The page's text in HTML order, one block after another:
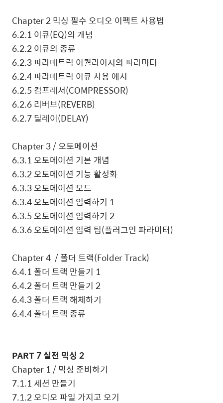
Chapter 2믹싱 필수 오디오 이펙트 사용법
6.2.1 이큐(EQ)의 개념
6.2.2이큐의 종류
6.2.3파라메트릭 이퀄라이저의 파라미터
6.2.4파라메트릭 이큐 사용 예시
6.2.5 컴프레서(COMPRESSOR)
6.2.6리버브(REVERB)
6.2.7딜레이(DELAY)
Chapter 3 /오토메이션
6.3.1오토메이션 기본 개념
6.3.2오토메이션 기능 활성화
6.3.3오토메이션 모드
6.3.4오토메이션 입력하기 1
6.3.5오토메이션 입력하기 2
6.3.6오토메이션 입력 팁(플러그인 파라미터)
Chapter 4 /폴더 트랙(Folder Track)
6.4.1폴더 트랙 만들기 1
6.4.2폴더 트랙 만들기 2
6.4.3폴더 트랙 해체하기
6.4.4폴더 트랙 종류
PART 7실전 믹싱 2
Chapter 1 /믹싱 준비하기
7.1.1 세션 만들기
7.1.2오디오 파일 가지고 오기